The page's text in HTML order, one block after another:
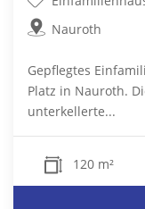
Nauroth
Gepflegtes
Platz in Nauroth.
unterkellerte...
120 m²